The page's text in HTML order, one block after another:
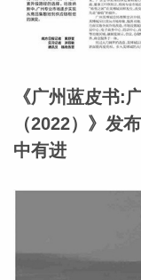
《广州蓝皮书:
（2022）》发
中有进